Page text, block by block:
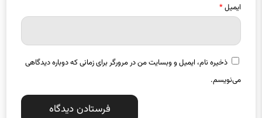
ایمیل*
ذخیره نام، ایمیل و وبسایت من در مرورگر برای زمانی که دوباره دیدگاهی
می‌نویسم.